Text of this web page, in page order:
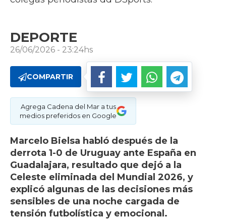
DEPORTE
26/06/2026 - 23:24hs
COMPARTIR
Agrega Cadena del Mar a tus
medios preferidos en Google
Marcelo Bielsa habló después de la
derrota 1-0 de Uruguay ante España en
Guadalajara, resultado que dejó a la
Celeste eliminada del Mundial 2026, y
explicó algunas de las decisiones más
sensibles de una noche cargada de
tensión futbolística y emocional.